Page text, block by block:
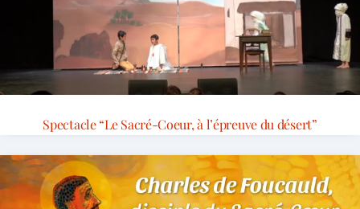
Spectacle “Le Sacré-Coeur, à l’épreuve du désert”